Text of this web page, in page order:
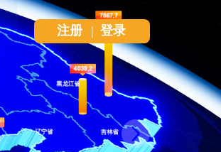
Next
注册 | 登录